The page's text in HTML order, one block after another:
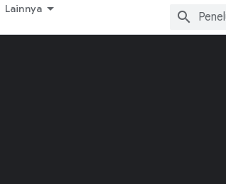
Lainnya